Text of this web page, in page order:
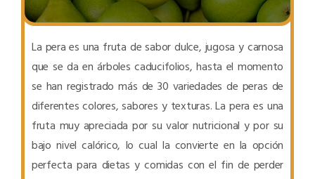
La pera es una fruta de sabor dulce, jugosa y carnosa
que se da en árboles caducifolios, hasta el momento
se han registrado más de 30 variedades de peras de
diferentes colores, sabores y texturas. La pera es una
fruta muy apreciada por su valor nutricional y por su
bajo nivel calórico, lo cual la convierte en la opción
perfecta para dietas y comidas con el fin de perder